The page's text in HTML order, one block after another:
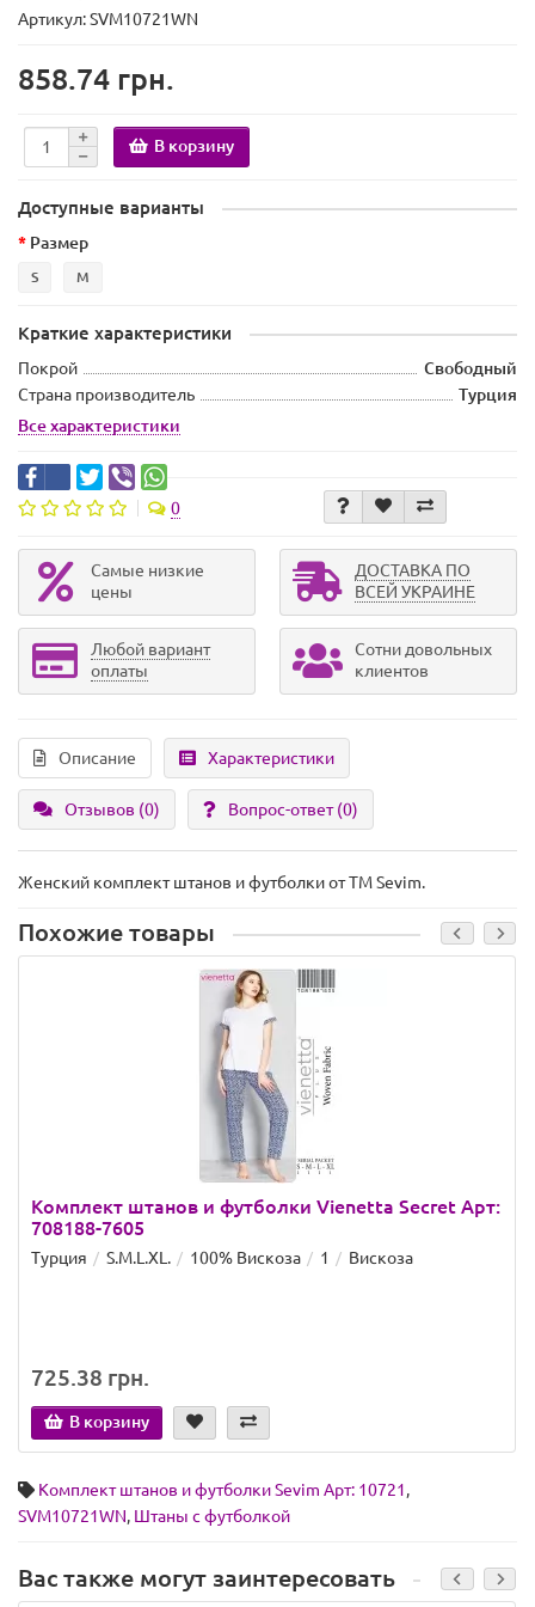
Артикул: SVM10721WN
858.74 грн.
В корзину
Доступные варианты
Размер
S M
Краткие характеристики
Покрой
Свободный
Страна производитель
Турция
Все характеристики
0
Самые низкие
цены
ДОСТАВКА ПО
ВСЕЙ УКРАИНЕ
Любой вариант
оплаты
Сотни довольных
клиентов
Описание Характеристики
Отзывов (0) Вопрос-ответ(0)
Женский комплект штанов и футболки от ТМ Sevim.
Похожие товары
Комплект штанов и футболки Vienetta Secret Арт:
708188-7605
Турция S.M.L.XL. 100% Вискоза 1 Вискоза
725.38 грн.
В корзину
Комплект штанов и футболки Sevim Арт: 10721,
SVM10721WN, Штаны с футболкой
Вас также могут заинтересовать